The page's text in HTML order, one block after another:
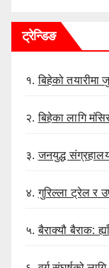
ट्रेन्डिङ
१.बिहेको तयारीमा
२.बिहेका लागि
३.जनयुद्ध
४.गुरिल्ला ट्रेल र
५.बैराक्यौ बैराक: